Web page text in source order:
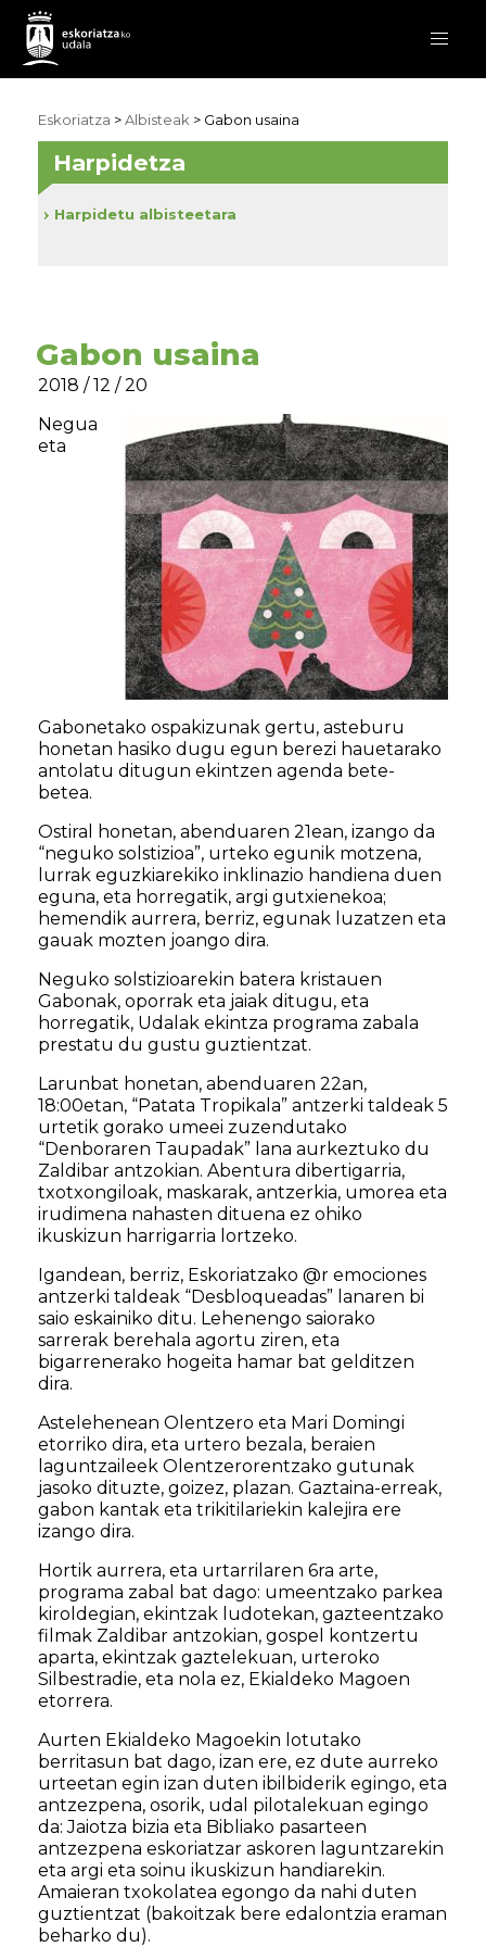
Eskoriatza >Albisteak > Gabon usaina
Gabon usaina
2018 / 12 / 20
Negua
eta
Gabonetako ospakizunak gertu, asteburu
honetan hasiko dugu egun berezi hauetarako
antolatu ditugun ekintzen agenda bete-
betea.
Ostiral honetan, abenduaren 21ean, izango da
“neguko solstizioa”, urteko egunik motzena,
lurrak eguzkiarekiko inklinazio handiena duen
eguna, eta horregatik, argi gutxienekoa;
hemendik aurrera, berriz, egunak luzatzen eta
gauak mozten joango dira.
Neguko solstizioarekin batera kristauen
Gabonak, oporrak eta jaiak ditugu, eta
horregatik, Udalak ekintza programa zabala
prestatu du gustu guztientzat.
Larunbat honetan, abenduaren 22an,
18:00etan, “Patata Tropikala” antzerki taldeak 5
urtetik gorako umeei zuzendutako
“Denboraren Taupadak” lana aurkeztuko du
Zaldibar antzokian. Abentura dibertigarria,
txotxongiloak, maskarak, antzerkia, umorea eta
irudimena nahasten dituena ez ohiko
ikuskizun harrigarria lortzeko.
Igandean, berriz, Eskoriatzako @r emociones
antzerki taldeak “Desbloqueadas” lanaren bi
saio eskainiko ditu. Lehenengo saiorako
sarrerak berehala agortu ziren, eta
bigarrenerako hogeita hamar bat gelditzen
dira.
Astelehenean Olentzero eta Mari Domingi
etorriko dira, eta urtero bezala, beraien
laguntzaileek Olentzerorentzako gutunak
jasoko dituzte, goizez, plazan. Gaztaina-erreak,
gabon kantak eta trikitilariekin kalejira ere
izango dira.
Hortik aurrera, eta urtarrilaren 6ra arte,
programa zabal bat dago: umeentzako parkea
kiroldegian, ekintzak ludotekan, gazteentzako
filmak Zaldibar antzokian, gospel kontzertu
aparta, ekintzak gaztelekuan, urteroko
Silbestradie, eta nola ez, Ekialdeko Magoen
etorrera.
Aurten Ekialdeko Magoekin lotutako
berritasun bat dago, izan ere, ez dute aurreko
urteetan egin izan duten ibilbiderik egingo, eta
antzezpena, osorik, udal pilotalekuan egingo
da: Jaiotza bizia eta Bibliako pasarteen
antzezpena eskoriatzar askoren laguntzarekin
eta argi eta soinu ikuskizun handiarekin.
Amaieran txokolatea egongo da nahi duten
guztientzat (bakoitzak bere edalontzia eraman
beharko du).
Harpidetza
Harpidetu albisteetara